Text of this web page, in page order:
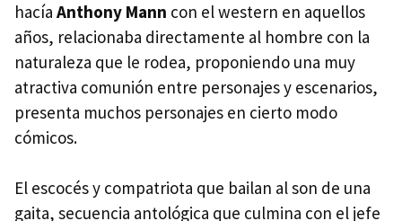
hacía Anthony Mann con el western en aquellos
años, relacionaba directamente al hombre con la
naturaleza que le rodea, proponiendo una muy
atractiva comunión entre personajes y escenarios,
presenta muchos personajes en cierto modo
cómicos.
El escocés y compatriota que bailan al son de una
gaita, secuencia antológica que culmina con el jefe